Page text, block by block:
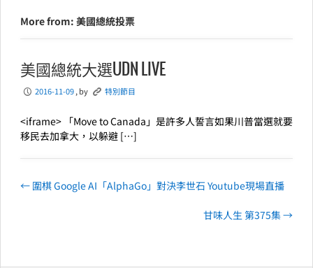
More from: 美國總統投票
美國總統大選UDN LIVE
P 2016-11-09, by K 特別節目
<iframe> 「Move to Canada」是許多人誓言如果川普當選就要
移民去加拿大，以躲避 […]
← 圍棋 Google AI「AlphaGo」對決李世石 Youtube現場直播
甘味人生 第375集→